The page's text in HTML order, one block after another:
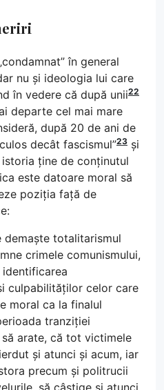
în general
nu și ideologia lui care
în vedere că după unii22
departe cel mai mare
după 20 de ani de
decât fascismul”23 și
ține de conținutul
este datoare moral să
poziția față de
demaște totalitarismul
crimele comunismului,
culpabilităților celor care
moral ca la finalul
tranziției
arate, că tot victimele
și atunci și acum, iar
precum și politrucii
să câștige și atunci